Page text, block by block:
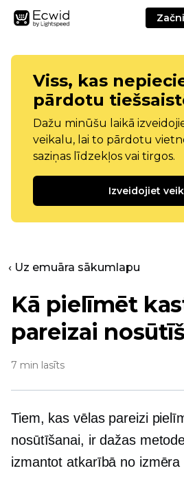
Viss, kas
pārdotu
Dažu minūšu laikā
veikalu, lai to pārdotu
saziņas līdzekļos vai tirgos.
Izveidojiet
‹ Uz emuāra sākumlapu
Kā pielīmēt
pareizai
7 min lasīts
Tiem, kas vēlas pareizi
nosūtīšanai, ir dažas
izmantot atkarībā no izmēra